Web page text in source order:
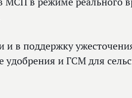
и в поддержку
и ГСМ для